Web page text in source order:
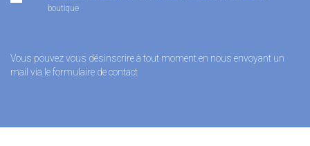
boutique
Vous pouvez vous désinscrire à tout moment en nous envoyant un
mail via le formulaire de contact